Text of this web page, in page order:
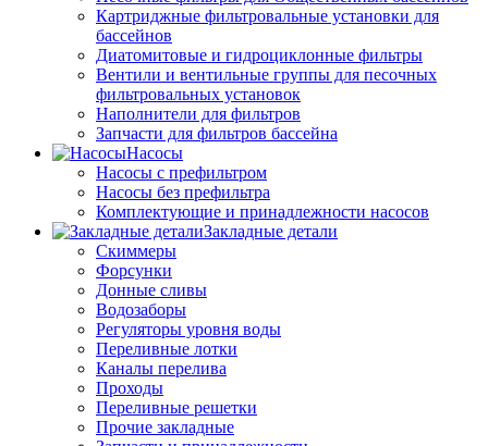
Картриджные фильтровальные установки для
бассейнов
Диатомитовые и гидроциклонные фильтры
Вентили и вентильные группы для песочных
фильтровальных установок
Наполнители для фильтров
Запчасти для фильтров бассейна
Насосы
Насосы с префильтром
Насосы без префильтра
Комплектующие и принадлежности насосов
Закладные детали
Скиммеры
Форсунки
Донные сливы
Водозаборы
Регуляторы уровня воды
Переливные лотки
Каналы перелива
Проходы
Переливные решетки
Прочие закладные